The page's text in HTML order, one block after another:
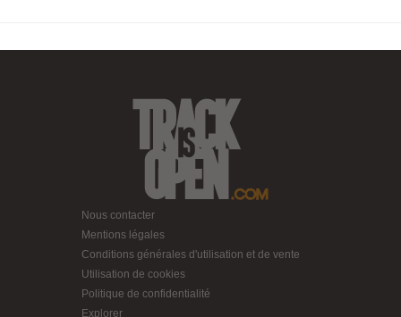
Nous contacter
Mentions légales
Conditions générales d'utilisation et de vente
Utilisation de cookies
Politique de confidentialité
Explorer